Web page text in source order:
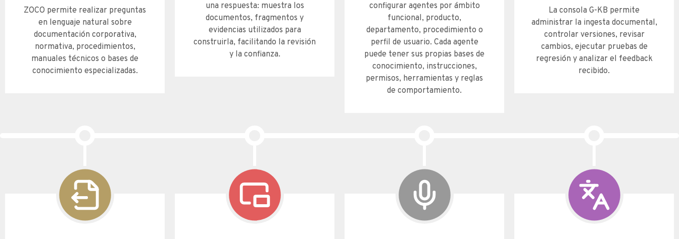
ZOCO permite realizar preguntas
en lenguaje natural sobre
documentación corporativa,
normativa, procedimientos,
manuales técnicos o bases de
conocimiento especializadas.
una respuesta: muestra los
documentos, fragmentos y
evidencias utilizados para
construirla, facilitando la revisión
y la confianza.
configurar agentes por ámbito
funcional, producto,
departamento, procedimiento o
perfil de usuario. Cada agente
puede tener sus propias bases de
conocimiento, instrucciones,
permisos, herramientas y reglas
de comportamiento.
La consola G-KB permite
administrar la ingesta documental,
controlar versiones, revisar
cambios, ejecutar pruebas de
regresión y analizar el feedback
recibido.